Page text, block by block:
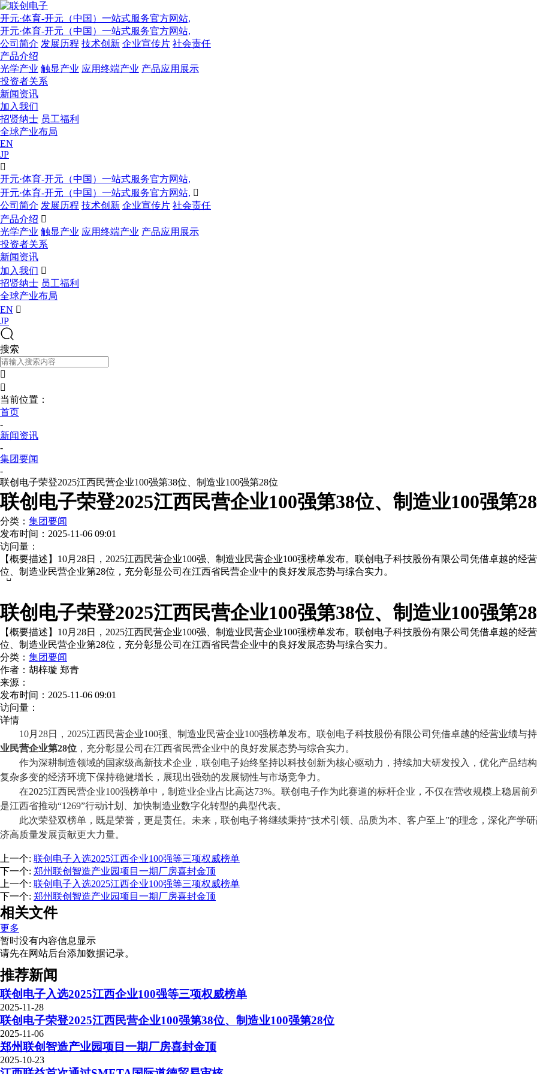
开元·体育-开元（中国）一站式服务官方网站,
开元·体育-开元（中国）一站式服务官方网站,
公司简介 发展历程 技术创新 企业宣传片 社会责任
产品介绍
光学产业 触显产业 应用终端产业 产品应用展示
投资者关系
新闻资讯
加入我们
招贤纳士 员工福利
全球产业布局
EN
JP

开元·体育-开元（中国）一站式服务官方网站,
开元·体育-开元（中国）一站式服务官方网站, 
公司简介 发展历程 技术创新 企业宣传片 社会责任
产品介绍 
光学产业 触显产业 应用终端产业 产品应用展示
投资者关系
新闻资讯
加入我们 
招贤纳士 员工福利
全球产业布局
EN 
JP
搜索


当前位置：
首页
-
新闻资讯
-
集团要闻
-
联创电子荣登2025江西民营企业100强第38位、制造业100强第28位
联创电子荣登2025江西民营企业100强第38位、制造业100强第
分类： 集团要闻
发布时间： 2025-11-06 09:01
访问量：
【概要描述】 10月28日，2025江西民营企业100强、制造业民营企业100强榜单发布。联创电子科技股份有限公司凭借卓越的
位、制造业民营企业第28位，充分彰显公司在江西省民营企业中的良好发展态势与综合实力。

联创电子荣登2025江西民营企业100强第38位、制造业100强第
【概要描述】 10月28日，2025江西民营企业100强、制造业民营企业100强榜单发布。联创电子科技股份有限公司凭借卓越的
位、制造业民营企业第28位，充分彰显公司在江西省民营企业中的良好发展态势与综合实力。
分类： 集团要闻
作者： 胡梓璇 郑青
来源：
发布时间： 2025-11-06 09:01
访问量：
详情
10月28日，2025江西民营企业100强、制造业民营企业100强榜单发布。联创电子科技股份有限公司凭借卓越的经营业绩与
业民营企业第28位 ， 充分彰显公司在江西省民营企业中的良好发展态势与综合实力。
作为深耕制造领域的国家级高新技术企业，联创电子始终坚持以科技创新为核心驱动力，持续加大研发投入，优化产品结
复杂多变的经济环境下保持稳健增长，展现出强劲的发展韧性与市场竞争力。
在2025江西民营企业100强榜单中，制造业企业占比高达73%。联创电子作为此赛道的标杆企业，不仅在营收规模上稳居前
是江西省推动“1269”行动计划、加快制造业数字化转型的典型代表。
此次荣登双榜单，既是荣誉，更是责任。未来，联创电子将继续秉持“技术引领、品质为本、客户至上”的理念，深化产学
济高质量发展贡献更大力量。
上一个: 联创电子入选2025江西企业100强等三项权威榜单
下一个: 郑州联创智造产业园项目一期厂房喜封金顶
上一个: 联创电子入选2025江西企业100强等三项权威榜单
下一个: 郑州联创智造产业园项目一期厂房喜封金顶
相关文件
更多
暂时没有内容信息显示
请先在网站后台添加数据记录。
推荐新闻
联创电子入选2025江西企业100强等三项权威榜单
2025-11-28
联创电子荣登2025江西民营企业100强第38位、制造业100强第28位
2025-11-06
郑州联创智造产业园项目一期厂房喜封金顶
2025-10-23